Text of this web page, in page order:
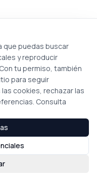
que puedas buscar
y reproducir
tu permiso, también
para seguir
cookies, rechazar las
Consulta